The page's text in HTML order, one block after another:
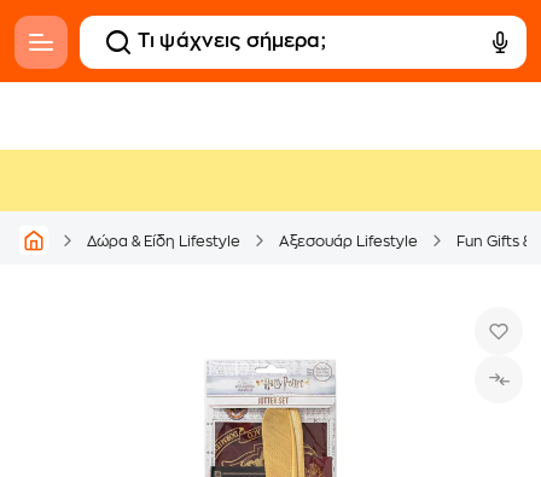
Δώρα & Είδη Lifestyle Αξεσουάρ Lifestyle Fun Gifts &